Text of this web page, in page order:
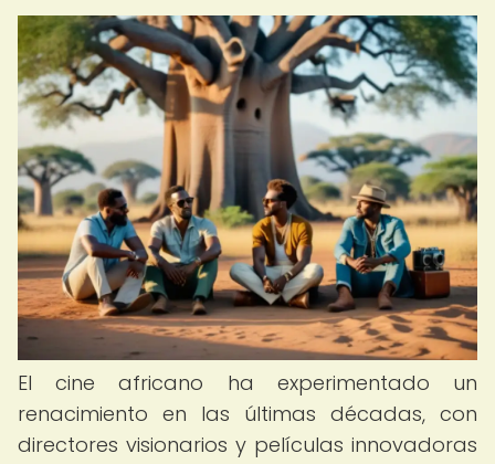
El cine africano ha experimentado un
renacimiento en las últimas décadas, con
directores visionarios y películas innovadoras